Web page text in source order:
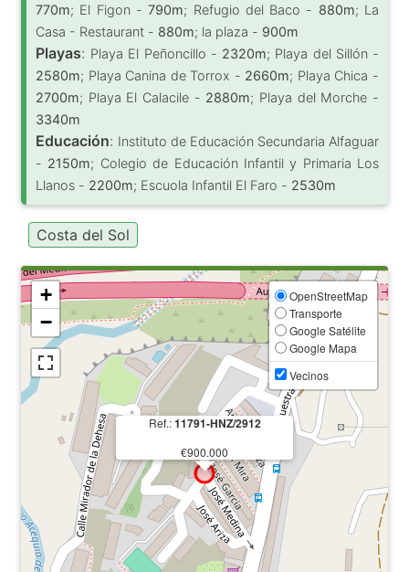
770m; El Figon -790m; Refugio del Baco - 880m; La
Casa - Restaurant - 880m; la plaza - 900m
Playas: Playa El Peñoncillo - 2320m; Playa del Sillón -
2580m; Playa Canina de Torrox - 2660m; Playa Chica -
2700m; Playa El Calacile - 2880m; Playa del Morche -
3340m
Educación: Instituto de Educación Secundaria Alfaguar
- 2150m; Colegio de Educación Infantil y Primaria Los
Llanos - 2200m; Escuola Infantil El Faro - 2530m
Costa del Sol
Ref.:11791-HNZ/2912
€900.000
+
−
OpenStreetMap
Transporte
Google Satélite
Google Mapa
Vecinos